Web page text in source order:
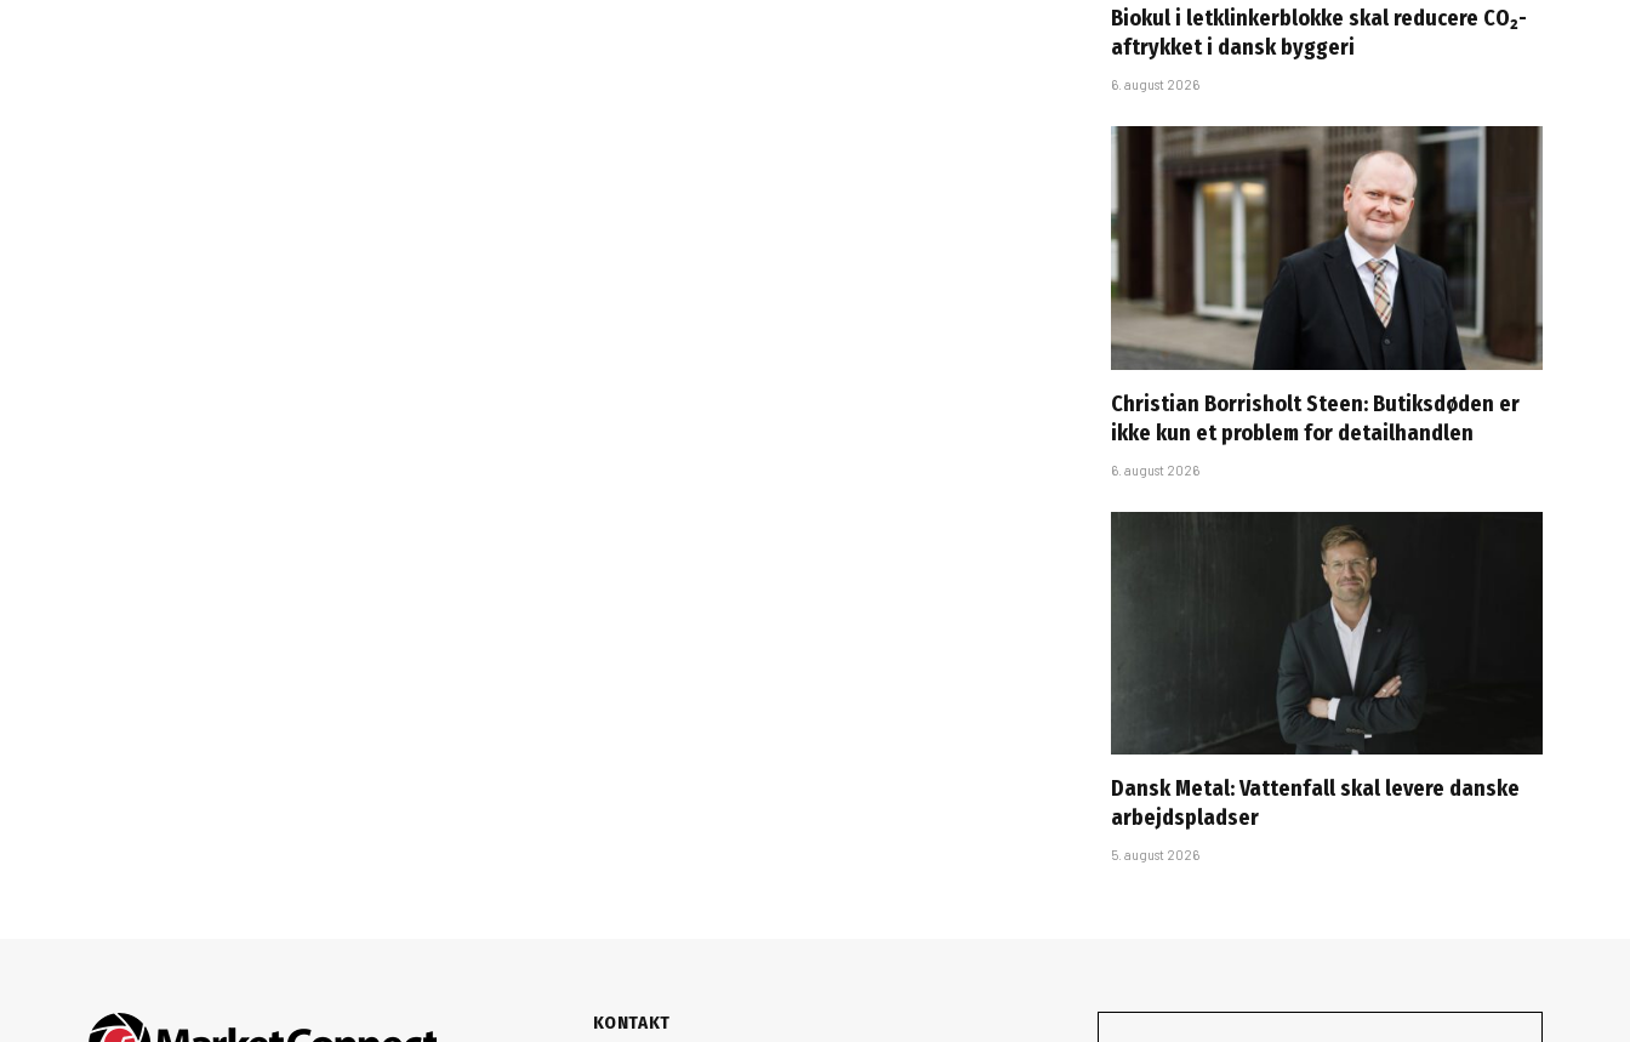
Biokul i letklinkerblokke skal reducere CO₂-
aftrykket i dansk byggeri
6. august 2026
Christian Borrisholt Steen: Butiksdøden er
ikke kun et problem for detailhandlen
6. august 2026
Dansk Metal: Vattenfall skal levere danske
arbejdspladser
5. august 2026
KONTAKT